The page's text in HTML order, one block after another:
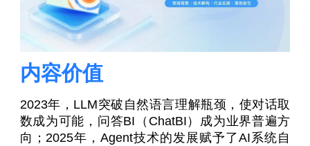
内容价值
2023年，LLM突破自然语言理解瓶颈，使对话取
数成为可能，问答BI（ChatBI）成为业界普遍方
向；2025年，Agent技术的发展赋予了AI系统自